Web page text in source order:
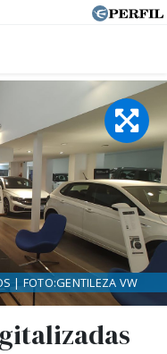
| FOTO:GENTILEZA VW